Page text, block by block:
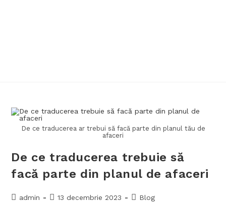
De ce traducerea ar trebui să facă parte din planul tău de
afaceri
De ce traducerea trebuie să
facă parte din planul de afaceri
admin 13 decembrie 2023 Blog